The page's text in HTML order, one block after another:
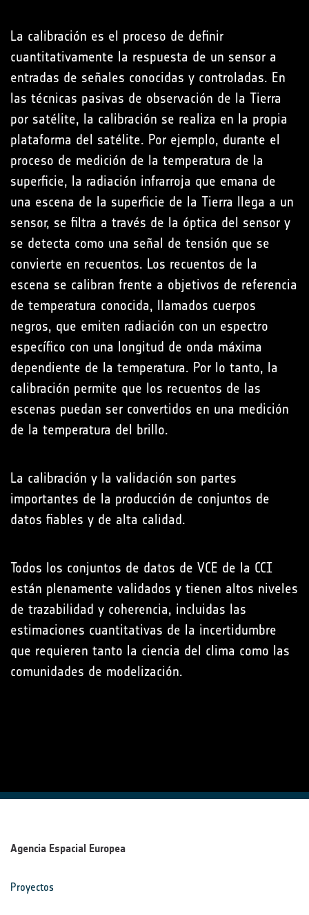
La calibración es el proceso de definir
cuantitativamente la respuesta de un sensor a
entradas de señales conocidas y controladas. En
las técnicas pasivas de observación de la Tierra
por satélite, la calibración se realiza en la propia
plataforma del satélite. Por ejemplo, durante el
proceso de medición de la temperatura de la
superficie, la radiación infrarroja que emana de
una escena de la superficie de la Tierra llega a un
sensor, se filtra a través de la óptica del sensor y
se detecta como una señal de tensión que se
convierte en recuentos. Los recuentos de la
escena se calibran frente a objetivos de referencia
de temperatura conocida, llamados cuerpos
negros, que emiten radiación con un espectro
específico con una longitud de onda máxima
dependiente de la temperatura. Por lo tanto, la
calibración permite que los recuentos de las
escenas puedan ser convertidos en una medición
de la temperatura del brillo.
La calibración y la validación son partes
importantes de la producción de conjuntos de
datos fiables y de alta calidad.
Todos los conjuntos de datos de VCE de la CCI
están plenamente validados y tienen altos niveles
de trazabilidad y coherencia, incluidas las
estimaciones cuantitativas de la incertidumbre
que requieren tanto la ciencia del clima como las
comunidades de modelización.
Agencia Espacial Europea
Proyectos